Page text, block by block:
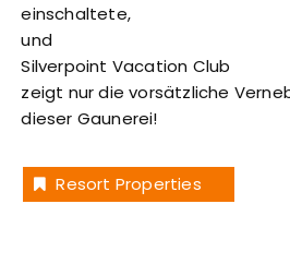
einschaltete,
und
Silverpoint Vacation Club
zeigt nur die vorsätzliche
dieser Gaunerei!
Resort Properties